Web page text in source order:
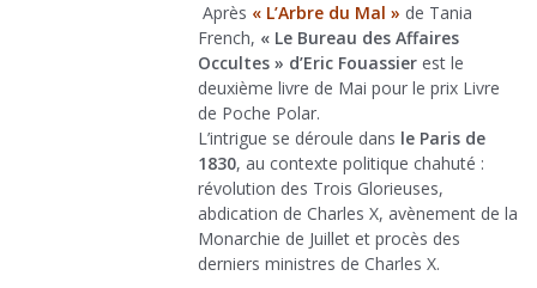
Après « L’Arbre du Mal » de Tania
French, « Le Bureau des Affaires
Occultes » d’Eric Fouassier est le
deuxième livre de Mai pour le prix Livre
de Poche Polar.
L’intrigue se déroule dans le Paris de
1830, au contexte politique chahuté :
révolution des Trois Glorieuses,
abdication de Charles X, avènement de la
Monarchie de Juillet et procès des
derniers ministres de Charles X.